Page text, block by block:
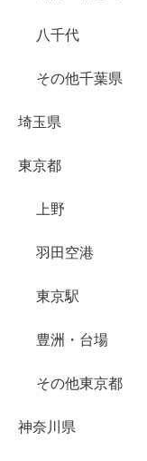
八千代
その他千葉県
埼玉県
東京都
上野
羽田空港
東京駅
豊洲・台場
その他東京都
神奈川県